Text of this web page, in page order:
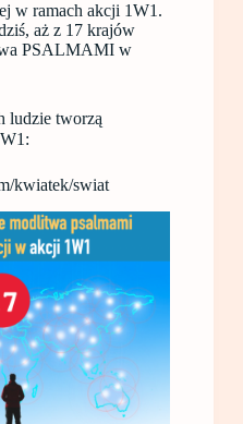
w ramach akcji 1W1.
aż z 17 krajów
PSALMAMI w
ludzie tworzą
kwiatek/swiat